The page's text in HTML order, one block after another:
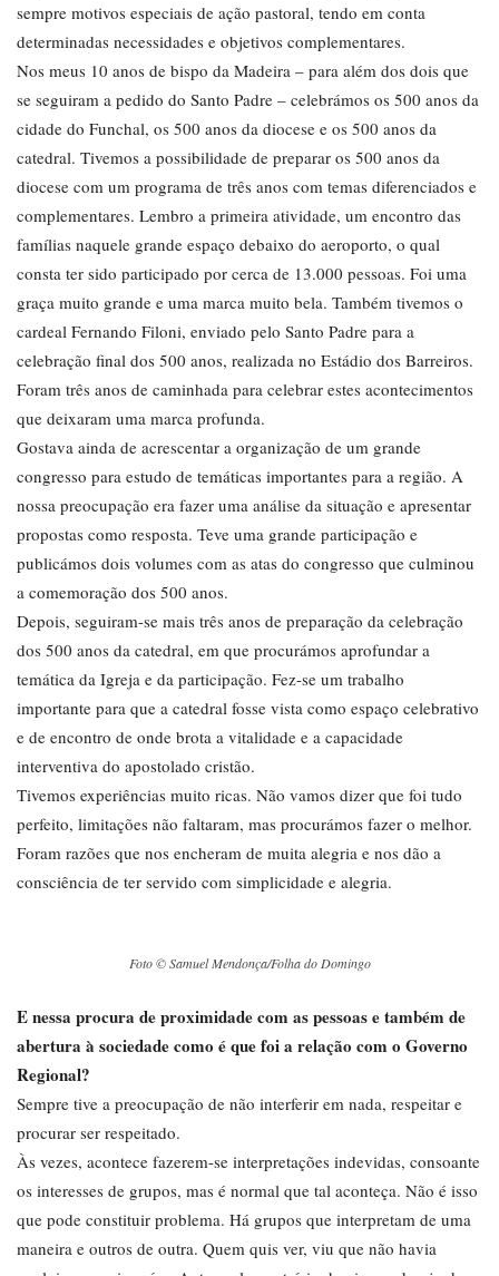
sempre motivos especiais de ação pastoral, tendo em conta
determinadas necessidades e objetivos complementares.
Nos meus 10 anos de bispo da Madeira – para além dos dois que
se seguiram a pedido do Santo Padre – celebrámos os 500 anos da
cidade do Funchal, os 500 anos da diocese e os 500 anos da
catedral. Tivemos a possibilidade de preparar os 500 anos da
diocese com um programa de três anos com temas diferenciados e
complementares. Lembro a primeira atividade, um encontro das
famílias naquele grande espaço debaixo do aeroporto, o qual
consta ter sido participado por cerca de 13.000 pessoas. Foi uma
graça muito grande e uma marca muito bela. Também tivemos o
cardeal Fernando Filoni, enviado pelo Santo Padre para a
celebração final dos 500 anos, realizada no Estádio dos Barreiros.
Foram três anos de caminhada para celebrar estes acontecimentos
que deixaram uma marca profunda.
Gostava ainda de acrescentar a organização de um grande
congresso para estudo de temáticas importantes para a região. A
nossa preocupação era fazer uma análise da situação e apresentar
propostas como resposta. Teve uma grande participação e
publicámos dois volumes com as atas do congresso que culminou
a comemoração dos 500 anos.
Depois, seguiram-se mais três anos de preparação da celebração
dos 500 anos da catedral, em que procurámos aprofundar a
temática da Igreja e da participação. Fez-se um trabalho
importante para que a catedral fosse vista como espaço celebrativo
e de encontro de onde brota a vitalidade e a capacidade
interventiva do apostolado cristão.
Tivemos experiências muito ricas. Não vamos dizer que foi tudo
perfeito, limitações não faltaram, mas procurámos fazer o melhor.
Foram razões que nos encheram de muita alegria e nos dão a
consciência de ter servido com simplicidade e alegria.
Foto © Samuel Mendonça/Folha do Domingo
E nessa procura de proximidade com as pessoas e também de
abertura à sociedade como é que foi a relação com o Governo
Regional?
Sempre tive a preocupação de não interferir em nada, respeitar e
procurar ser respeitado.
Às vezes, acontece fazerem-se interpretações indevidas, consoante
os interesses de grupos, mas é normal que tal aconteça. Não é isso
que pode constituir problema. Há grupos que interpretam de uma
maneira e outros de outra. Quem quis ver, viu que não havia